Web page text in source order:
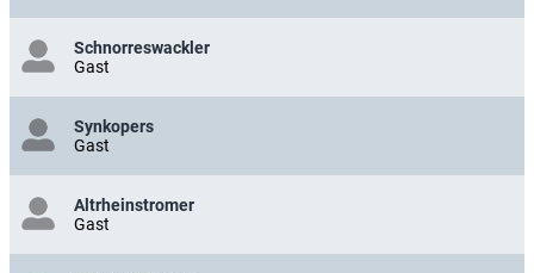
Schnorreswackler
Gast
Synkopers
Gast
Altrheinstromer
Gast